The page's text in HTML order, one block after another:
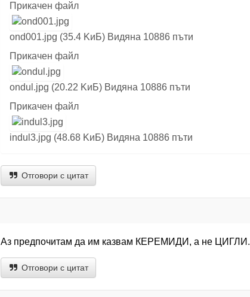
Прикачен файл
ond001.jpg (35.4 KиБ) Видяна 10886 пъти
Прикачен файл
ondul.jpg (20.22 KиБ) Видяна 10886 пъти
Прикачен файл
indul3.jpg (48.68 KиБ) Видяна 10886 пъти
Отговори с цитат
Аз предпочитам да им казвам КЕРЕМИДИ, а не ЦИГЛИ.
Отговори с цитат